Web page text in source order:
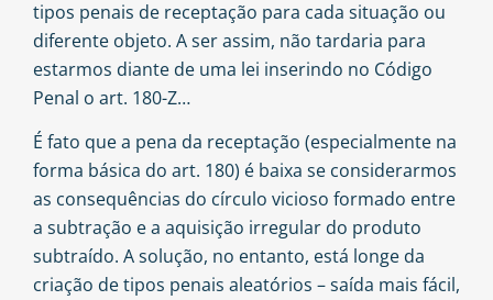
tipos penais de receptação para cada situação ou
diferente objeto. A ser assim, não tardaria para
estarmos diante de uma lei inserindo no Código
Penal o art. 180-Z…
É fato que a pena da receptação (especialmente na
forma básica do art. 180) é baixa se considerarmos
as consequências do círculo vicioso formado entre
a subtração e a aquisição irregular do produto
subtraído. A solução, no entanto, está longe da
criação de tipos penais aleatórios – saída mais fácil,